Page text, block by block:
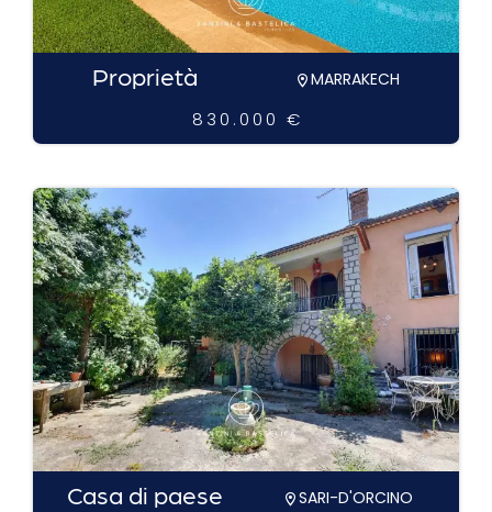
Proprietà MARRAKECH
830.000 €
Casa di paese SARI-D'ORCINO